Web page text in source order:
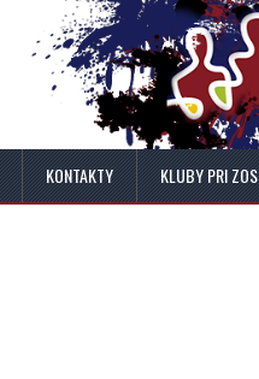
KONTAKTY KLUBY PRI ZOS